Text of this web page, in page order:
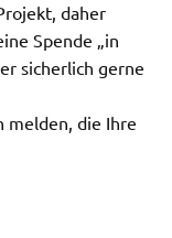
daher
Spende „in
sicherlich gerne
melden, die Ihre